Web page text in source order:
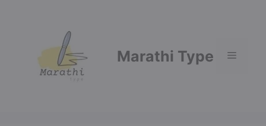
Marathi Type Menu